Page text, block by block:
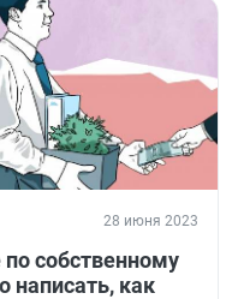
28 июня 2023
собственному
написать, как